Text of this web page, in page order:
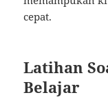
cepat.
Latihan
Belajar